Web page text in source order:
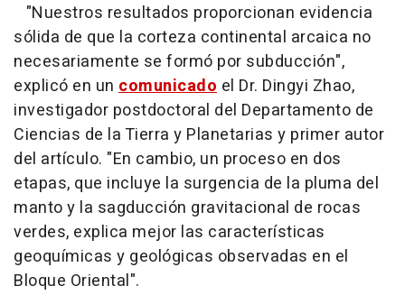
"Nuestros resultados proporcionan evidencia
sólida de que la corteza continental arcaica no
necesariamente se formó por subducción",
explicó en un comunicado el Dr. Dingyi Zhao,
investigador postdoctoral del Departamento de
Ciencias de la Tierra y Planetarias y primer autor
del artículo. "En cambio, un proceso en dos
etapas, que incluye la surgencia de la pluma del
manto y la sagducción gravitacional de rocas
verdes, explica mejor las características
geoquímicas y geológicas observadas en el
Bloque Oriental".